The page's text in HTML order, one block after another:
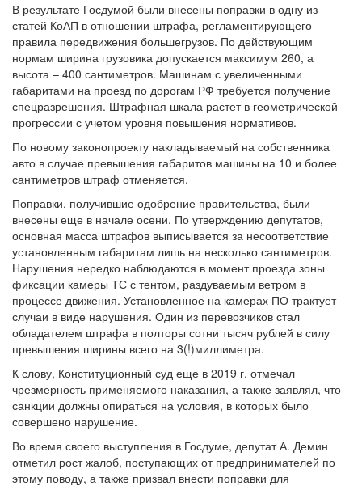
В результате Госдумой были внесены поправки в одну из
статей КоАП в отношении штрафа, регламентирующего
правила передвижения большегрузов. По действующим
нормам ширина грузовика допускается максимум 260, а
высота – 400 сантиметров. Машинам с увеличенными
габаритами на проезд по дорогам РФ требуется получение
спецразрешения. Штрафная шкала растет в геометрической
прогрессии с учетом уровня повышения нормативов.
По новому законопроекту накладываемый на собственника
авто в случае превышения габаритов машины на 10 и более
сантиметров штраф отменяется.
Поправки, получившие одобрение правительства, были
внесены еще в начале осени. По утверждению депутатов,
основная масса штрафов выписывается за несоответствие
установленным габаритам лишь на несколько сантиметров.
Нарушения нередко наблюдаются в момент проезда зоны
фиксации камеры ТС с тентом, раздуваемым ветром в
процессе движения. Установленное на камерах ПО трактует
случаи в виде нарушения. Один из перевозчиков стал
обладателем штрафа в полторы сотни тысяч рублей в силу
превышения ширины всего на 3(!)миллиметра.
К слову, Конституционный суд еще в 2019 г. отмечал
чрезмерность применяемого наказания, а также заявлял, что
санкции должны опираться на условия, в которых было
совершено нарушение.
Во время своего выступления в Госдуме, депутат А. Демин
отметил рост жалоб, поступающих от предпринимателей по
этому поводу, а также призвал внести поправки для